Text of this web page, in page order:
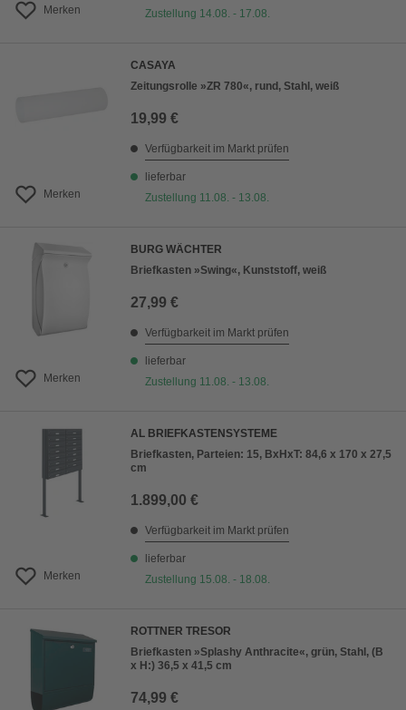
Merken
Zustellung 14.08. - 17.08.
Merken
CASAYA
Zeitungsrolle »ZR 780«, rund, Stahl, weiß
19,99 €
Verfügbarkeit im Markt prüfen
lieferbar
Zustellung 11.08. - 13.08.
Merken
BURG WÄCHTER
Briefkasten »Swing«, Kunststoff, weiß
27,99 €
Verfügbarkeit im Markt prüfen
lieferbar
Zustellung 11.08. - 13.08.
Merken
AL BRIEFKASTENSYSTEME
Briefkasten, Parteien: 15, BxHxT: 84,6 x 170 x 27,5
cm
1.899,00 €
Verfügbarkeit im Markt prüfen
lieferbar
Zustellung 15.08. - 18.08.
ROTTNER TRESOR
Briefkasten »Splashy Anthracite«, grün, Stahl, (B
x H:) 36,5 x 41,5 cm
74,99 €